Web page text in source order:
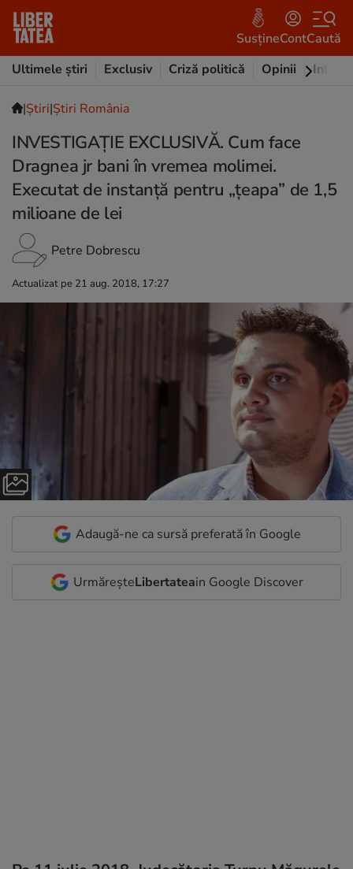
SusțineContCaută
Ultimele știri
Exclusiv Criză politică Opinii
|Ştiri|Știri România
INVESTIGAȚIE EXCLUSIVĂ. Cum face
Dragnea jr bani în vremea molimei.
Executat de instanță pentru „țeapa” de 1,5
milioane de lei
Petre Dobrescu
Actualizat pe 21 aug. 2018, 17:27
Adaugă-ne ca sursă preferată în Google
UrmăreșteLibertateain Google Discover